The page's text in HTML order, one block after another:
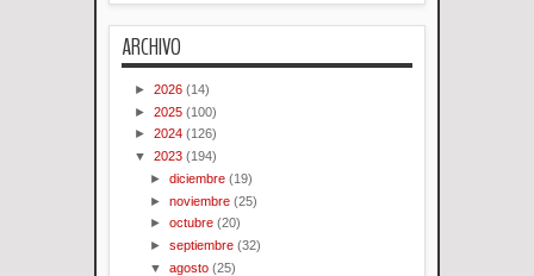
ARCHIVO
► 2026 (14)
► 2025 (100)
► 2024 (126)
▼ 2023 (194)
►diciembre (19)
►noviembre (25)
►octubre (20)
►septiembre (32)
▼agosto (25)